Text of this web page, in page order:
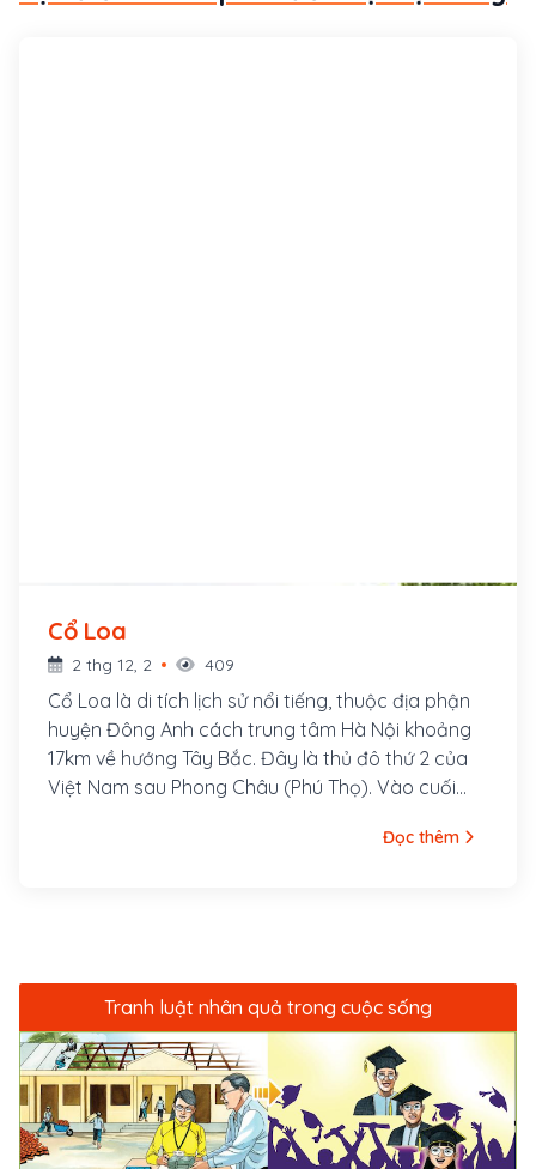
Cổ Loa
2 thg 12, 2 409
Cổ Loa là di tích lịch sử nổi tiếng, thuộc địa phận
huyện Đông Anh cách trung tâm Hà Nội khoảng
17km về hướng Tây Bắc. Đây là thủ đô thứ 2 của
Việt Nam sau Phong Châu (Phú Thọ). Vào cuối
được nước của Hùng Vương, lập nước Âu Lạc,
thành đất đồ sộ với 3 vòng thành, chiều dài cả 3
vòng thành tổng cộng hơn 16 cây số. Đây cũng là
kinh đô từ năm 939 đến 965 thuộc triều đại Ngô
Quyền, triều đại gắn liền với chiến công hiển hách
trên sông Bạch Đằng, đánh bại quân xâm lược
Nam Hán.
Đọc thêm
Tranh luật nhân quả trong cuộc sống